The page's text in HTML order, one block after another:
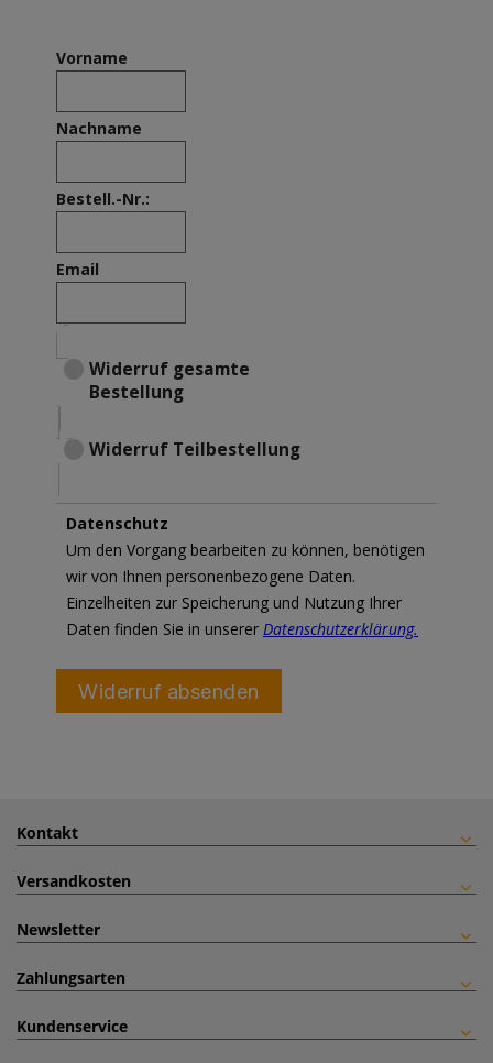
Kontakt
Versandkosten
Newsletter
Zahlungsarten
Kundenservice